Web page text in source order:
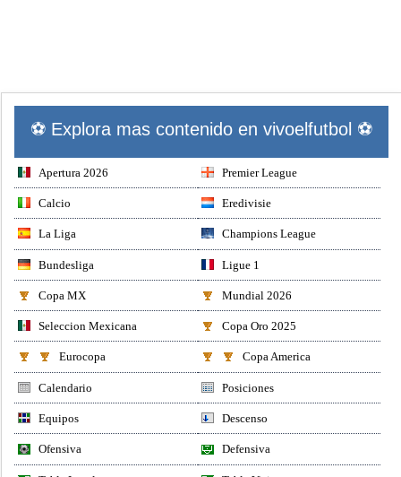
⚽ Explora mas contenido en vivoelfutbol ⚽
Apertura 2026 Premier League
Calcio Eredivisie
La Liga Champions League
Bundesliga Ligue 1
Copa MX Mundial 2026
Seleccion Mexicana Copa Oro 2025
Eurocopa Copa America
Calendario Posiciones
Equipos Descenso
Ofensiva Defensiva